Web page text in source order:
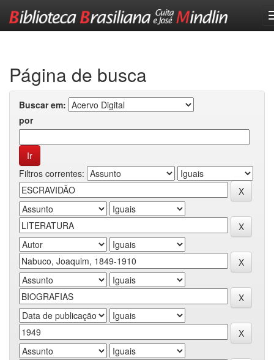
Página de busca
Buscar em:
por
Filtros correntes: